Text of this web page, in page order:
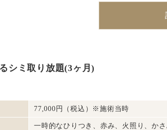
シミ取り放題(3ヶ月)
77,000円（税込）※施術当時
一時的なひりつき、赤み、火照り、か